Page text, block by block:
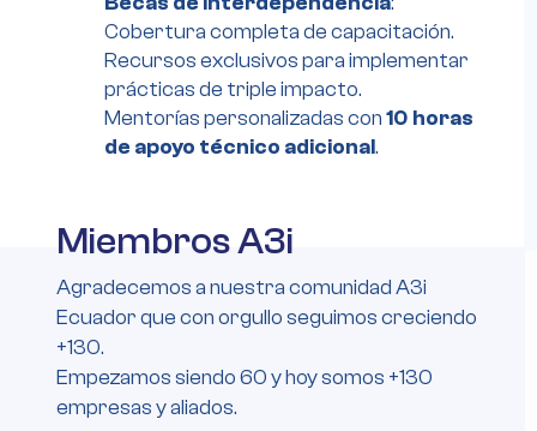
Cobertura completa de capacitación.
Recursos exclusivos para implementar
prácticas de triple impacto.
Mentorías personalizadas con10 horas
de apoyo técnico adicional.
Miembros A3i
Agradecemos a nuestra comunidad A3i
Ecuador que con orgullo seguimos creciendo
+130.
Empezamos siendo 60 y hoy somos +130
empresas y aliados.